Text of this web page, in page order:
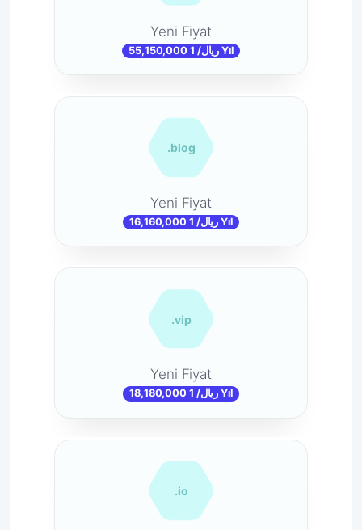
Yeni Fiyat
55,150,000 ریال/ 1 Yıl
.blog
Yeni Fiyat
16,160,000 ریال/ 1 Yıl
.vip
Yeni Fiyat
18,180,000 ریال/ 1 Yıl
.io